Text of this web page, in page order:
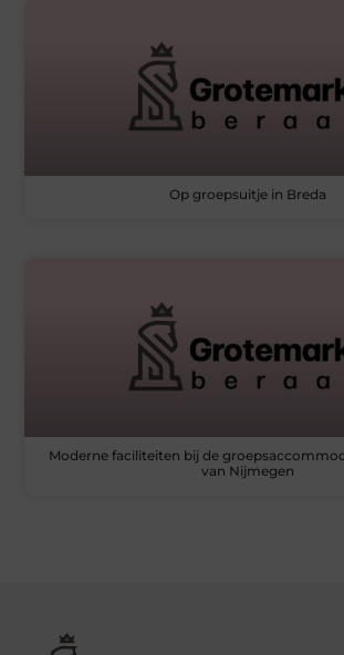
Op groepsuitje in Breda
Moderne faciliteiten bij de
van Nijmegen